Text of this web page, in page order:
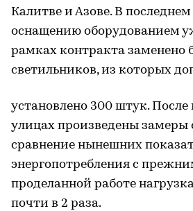
Калитве и Азове. В
оснащению оборудованием
рамках контракта заменено
светильников, из которых
установлено 300 штук.
улицах произведены замеры
сравнение нынешних
энергопотребления с
проделанной работе
почти в 2 раза.